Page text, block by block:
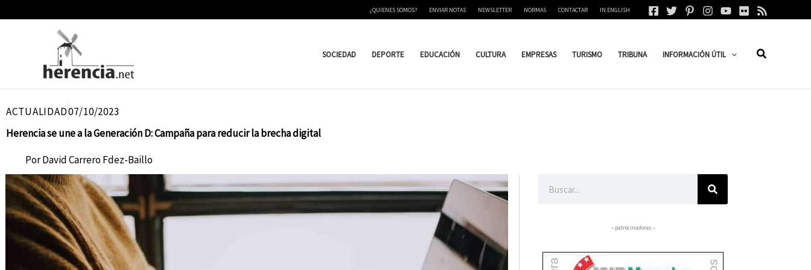
¿QUIENES SOMOS? ENVIAR NOTAS NEWSLETTER NORMAS CONTACTAR IN ENGLISH
SOCIEDAD DEPORTE EDUCACIÓN CULTURA EMPRESAS TURISMO TRIBUNA INFORMACIÓN ÚTIL
ACTUALIDAD07/10/2023
Herencia se une a la Generación D: Campaña para reducir la brecha digital
PorDavid Carrero Fdez-Baillo
– patrocinadores –